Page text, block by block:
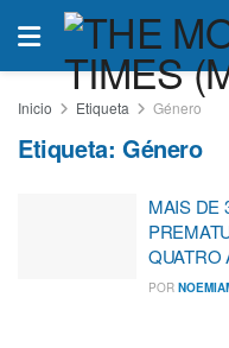
Inicio Etiqueta Género
Etiqueta: Género
MAIS DE
QUATRO
POR